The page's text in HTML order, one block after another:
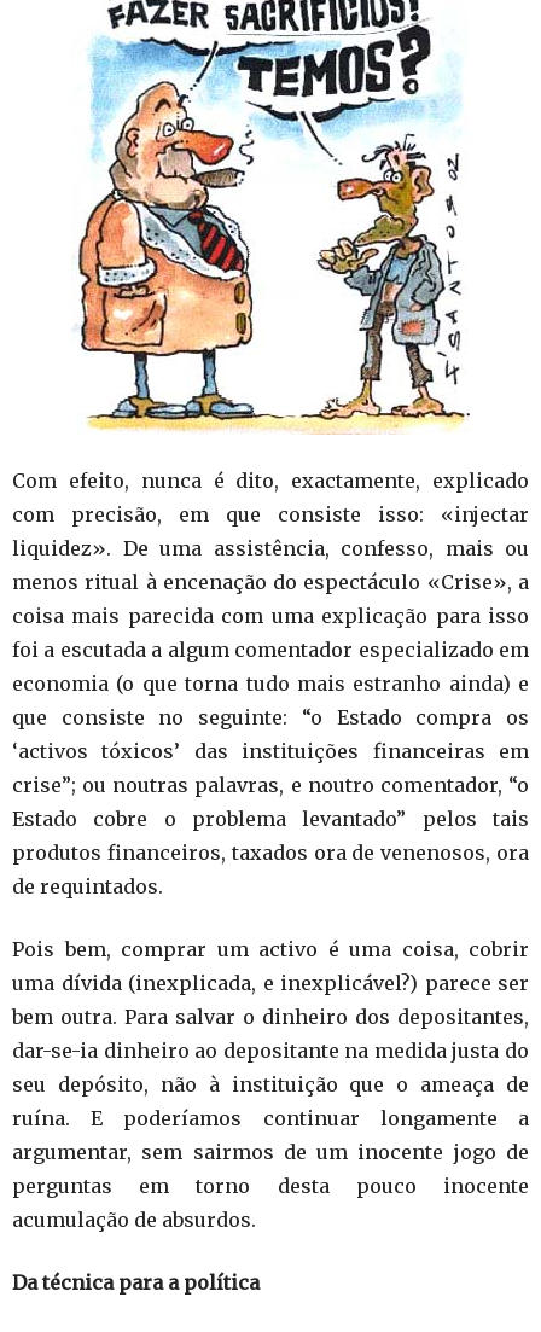
Com efeito, nunca é dito, exactamente, explicado
com precisão, em que consiste isso: «injectar
liquidez». De uma assistência, confesso, mais ou
menos ritual à encenação do espectáculo «Crise», a
coisa mais parecida com uma explicação para isso
foi a escutada a algum comentador especializado em
economia (o que torna tudo mais estranho ainda) e
que consiste no seguinte: “o Estado compra os
‘activos tóxicos’ das instituições financeiras em
crise”; ou noutras palavras, e noutro comentador, “o
Estado cobre o problema levantado” pelos tais
produtos financeiros, taxados ora de venenosos, ora
de requintados.
Pois bem, comprar um activo é uma coisa, cobrir
uma dívida (inexplicada, e inexplicável?) parece ser
bem outra. Para salvar o dinheiro dos depositantes,
dar-se-ia dinheiro ao depositante na medida justa do
seu depósito, não à instituição que o ameaça de
ruína. E poderíamos continuar longamente a
argumentar, sem sairmos de um inocente jogo de
perguntas em torno desta pouco inocente
acumulação de absurdos.
Da técnica para a política